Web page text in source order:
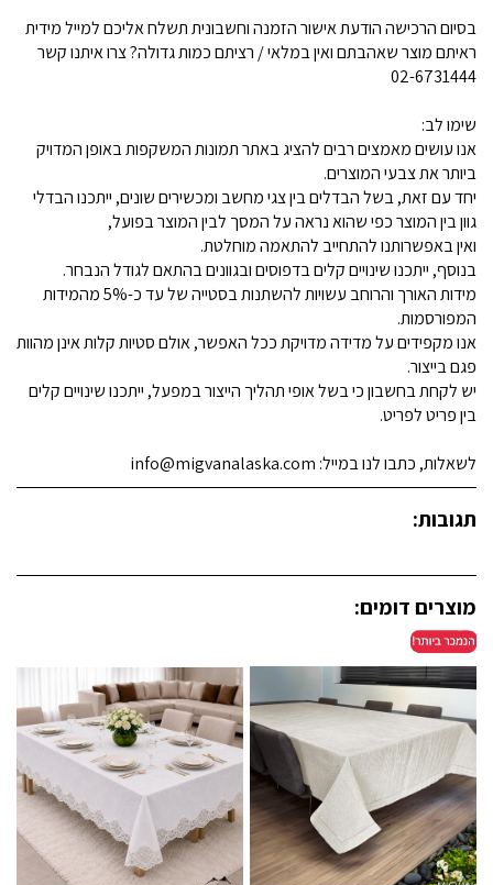
בסיום הרכישה הודעת אישור הזמנה וחשבונית תשלח אליכם למייל מידית
ראיתם מוצר שאהבתם ואין במלאי / רציתם כמות גדולה? צרו איתנו קשר
02-6731444
שימו לב:
אנו עושים מאמצים רבים להציג באתר תמונות המשקפות באופן המדויק
ביותר את צבעי המוצרים.
יחד עם זאת, בשל הבדלים בין צגי מחשב ומכשירים שונים, ייתכנו הבדלי
גוון בין המוצר כפי שהוא נראה על המסך לבין המוצר בפועל,
ואין באפשרותנו להתחייב להתאמה מוחלטת.
בנוסף, ייתכנו שינויים קלים בדפוסים ובגוונים בהתאם לגודל הנבחר.
מידות האורך והרוחב עשויות להשתנות בסטייה של עד כ-5% מהמידות
המפורסמות.
אנו מקפידים על מדידה מדויקת ככל האפשר, אולם סטיות קלות אינן מהוות
פגם בייצור.
יש לקחת בחשבון כי בשל אופי תהליך הייצור במפעל, ייתכנו שינויים קלים
בין פריט לפריט.
לשאלות, כתבו לנו במייל: info@migvanalaska.com
תגובות:
מוצרים דומים: